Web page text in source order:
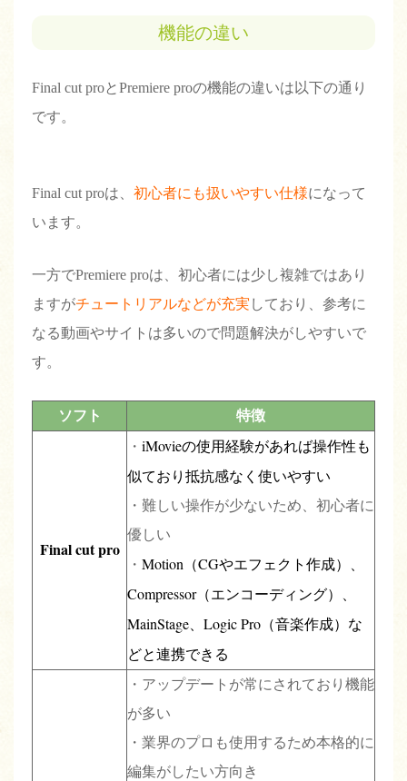
機能の違い
Final cut proとPremiere proの機能の違いは以下の通り
です。
Final cut proは、 初心者にも扱いやすい仕様になって
います。
一方でPremiere proは、初心者には少し複雑ではあり
ますがチュートリアルなどが充実 しており、参考に
なる動画やサイトは多いので問題解決がしやすいで
す。
ソフト 特徴
Final cut pro
・ iMovieの使用経験があれば操作性も
似ており抵抗感なく使いやすい
・難しい操作が少ないため、初心者に
優しい
・ Motion （CGやエフェクト作成）、
Compressor（エンコーディング）、
MainStage、 Logic Pro （音楽作成）な
どと連携できる
・アップデートが常にされており機能
が多い
・業界のプロも使用するため本格的に
編集がしたい方向き